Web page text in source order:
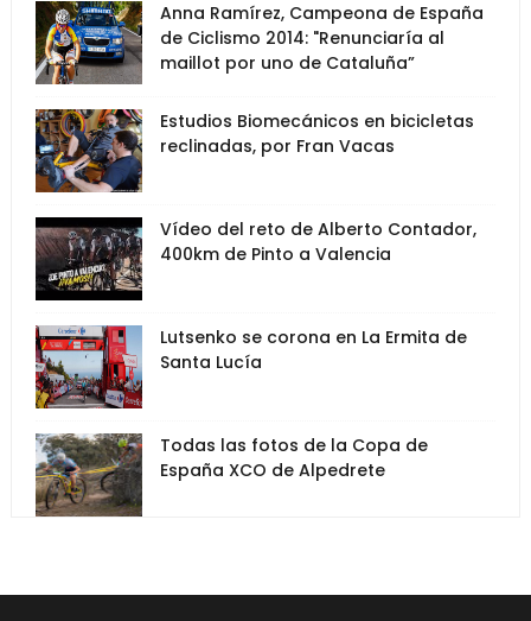
Anna Ramírez, Campeona de España
de Ciclismo 2014: "Renunciaría al
maillot por uno de Cataluña”
Estudios Biomecánicos en bicicletas
reclinadas, por Fran Vacas
Vídeo del reto de Alberto Contador,
400km de Pinto a Valencia
Lutsenko se corona en La Ermita de
Santa Lucía
Todas las fotos de la Copa de
España XCO de Alpedrete